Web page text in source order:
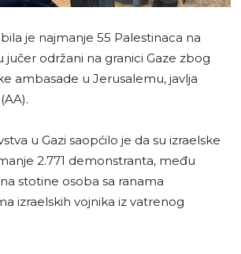
je najmanje 55 Palestinaca na
jučer održani na granici Gaze zbog
ambasade u Jerusalemu, javlja
u Gazi saopćilo je da su izraelske
2.771 demonstranta, među
stotine osoba sa ranama
izraelskih vojnika iz vatrenog